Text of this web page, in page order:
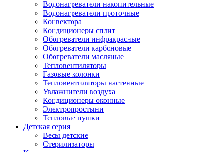
Водонагреватели накопительные
Водонагреватели проточные
Конвектора
Кондиционеры сплит
Обогреватели инфракрасные
Обогреватели карбоновые
Обогреватели масляные
Тепловентиляторы
Газовые колонки
Тепловентиляторы настенные
Увлажнители воздуха
Кондиционеры оконные
Электропростыни
Тепловые пушки
Детская серия
Весы детские
Стерилизаторы